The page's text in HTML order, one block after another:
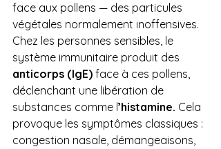
face aux pollens — des particules
végétales normalement inoffensives.
Chez les personnes sensibles, le
système immunitaire produit des
anticorps (IgE) face à ces pollens,
déclenchant une libération de
substances comme l’histamine. Cela
provoque les symptômes classiques :
congestion nasale, démangeaisons,